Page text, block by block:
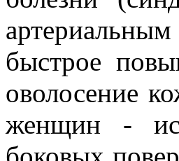
быстрое
оволосение
женщин -